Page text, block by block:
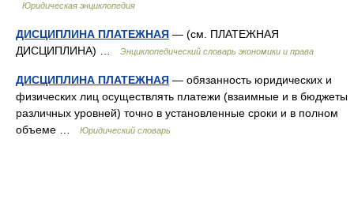
Юридическая энциклопедия
ДИСЦИПЛИНА ПЛАТЕЖНАЯ — (см. ПЛАТЕЖНАЯ
ДИСЦИПЛИНА) …
Энциклопедический словарь экономики и права
ДИСЦИПЛИНА ПЛАТЕЖНАЯ — обязанность юридических и
физических лиц осуществлять платежи (взаимные и в бюджеты
различных уровней) точно в установленные сроки и в полном
объеме …
Юридический словарь